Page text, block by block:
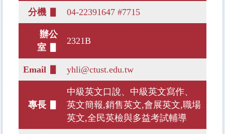
分機 ▋ 04-22391647 #7715
辦公
室 ▋
2321B
Email ▋ yhli@ctust.edu.tw
專長 ▋
中級英文口說、中級英文寫作、
英文簡報,銷售英文,會展英文,職場
英文,全民英檢與多益考試輔導